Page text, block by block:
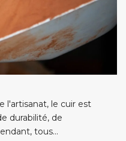
l'artisanat, le cuir est
durabilité, de
tous...